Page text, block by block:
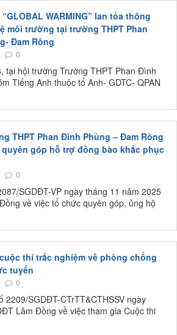
WARMING” lan tỏa thông
môi trường tại trường THPT Phan
Đam Rông
0
tại hội trường Trường THPT Phan Đình
Tiếng Anh thuộc tổ Anh- GDTC- QPAN
THPT Phan Đình Phùng – Đam Rông
góp hỗ trợ đồng bào khắc phục
0
SGDĐT-VP ngày tháng 11 năm 2025
về việc tổ chức quyên góp, ủng hộ
thi trắc nghiệm về phòng chống
tuyến
0
2209/SGDĐT-CTrTT&CTHSSV ngày
Lâm Đồng về việc tham gia Cuộc thi